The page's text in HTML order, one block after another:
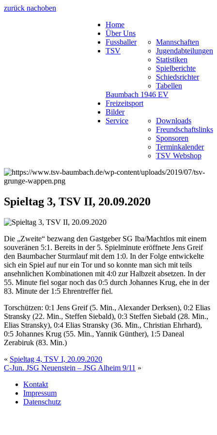
zurück nachoben
Home
Über Uns
Fussballer
Mannschaften
Jugendabteilungen
Statistiken
Spielberichte
Schiedsrichter
Tabellen
TSV
Baumbach 1946 EV
Freizeitsport
Bilder
Service
Downloads
Freundschaftslinks
Sponsoren
Terminkalender
TSV Webshop
Spieltag 3, TSV II, 20.09.2020
Die „Zweite“ bezwang den Gastgeber SG Iba/Machtlos mit einem
souveränen 5:1. Bereits in der 5. Spielminute eröffnete Jens Greif
den Baumbacher Sturmlauf mit dem 1:0. In der Folge entwickelte
sich ein Spiel auf nur ein Tor und so konnte man sich mit teils
ansehnlichen Kombinationen mit 4:0 zur Halbzeit absetzen. In der
55. Minute fiel sogar noch das 0:5 durch Johannes Krug, ehe in der
83. Minute der 1:5 Ehrentreffer fiel.
Torschützen: 0:1 Jens Greif (5. Min., Alexander Derksen), 0:2 Elias
Stransky (22. Min., Steffen Siebald), 0:3 Steffen Siebald (28. Min.,
Elias Stransky), 0:4 Elias Stransky (36. Min., Christian Ehrhard),
0:5 Johannes Krug (55. Min., Yannik Günther), 1:5 Daneal
Zerabiruk (83. Min.)
« Spieltag 4, TSV I, 20.09.2020
C-Jun. JSG Neuenstein – JSG Alheim 9/11 »
Kontakt
Impressum
Datenschutz